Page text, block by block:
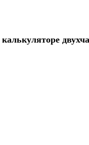
калькуляторе